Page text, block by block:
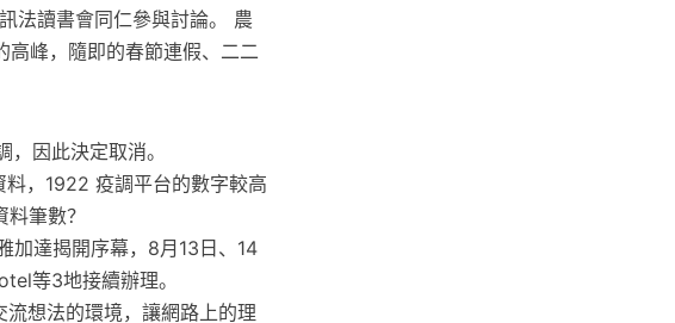
法讀書會同仁參與討論。 農
峰，隨即的春節連假、二二
因此決定取消。
，1922 疫調平台的數字較高
筆數？
加達揭開序幕，8月13日、14
等3地接續辦理。
想法的環境，讓網路上的理